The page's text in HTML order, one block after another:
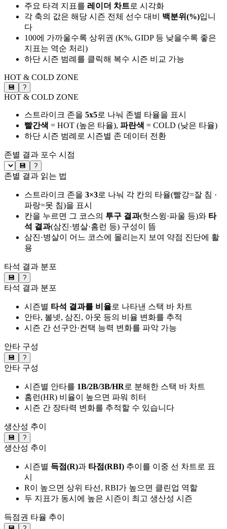
주요 타격 지표를 레이더 차트로 시각화
각 축의 값은 해당 시즌 전체 선수 대비 백분위(%)입니
다
100에 가까울수록 상위권 (K%, GIDP 등 낮을수록 좋은
지표는 역순 처리)
하단 시즌 범례를 클릭해 복수 시즌 비교 가능
HOT & COLD ZONE
💾 ?
HOT & COLD ZONE
스트라이크 존을 5x5로 나눠 존별 타율을 표시
빨간색 = HOT (높은 타율), 파란색 = COLD (낮은 타율)
하단 시즌 범례로 시즌별 존 데이터 전환
존별 결과 포수 시점
💾 ?
존별 결과 읽는 법
스트라이크 존을 3×3로 나눠 각 칸의 타율(빨강=잘 침 ·
파랑=못 침)을 표시
칸을 누르면 그 코스의 투구 결과(헛스윙·파울 등)와 타
석 결과(삼진·병살·홈런 등) 구성이 뜸
삼진·병살이 어느 코스에 몰리는지 보여 약점 진단에 활
용
타석 결과 분포
💾 ?
타석 결과 분포
시즌별 타석 결과를 비율로 나타낸 스택 바 차트
안타, 볼넷, 삼진, 아웃 등의 비율 변화를 추적
시즌 간 선구안·컨택 능력 변화를 파악 가능
안타 구성
💾 ?
안타 구성
시즌별 안타를 1B/2B/3B/HR로 분해한 스택 바 차트
홈런(HR) 비율이 높으면 파워 히터
시즌 간 장타력 변화를 추적할 수 있습니다
생산성 추이
💾 ?
생산성 추이
시즌별 득점(R)과 타점(RBI) 추이를 이중 선 차트로 표
시
R이 높으면 상위 타선, RBI가 높으면 클린업 역할
두 지표가 동시에 높은 시즌이 최고 생산성 시즌
득점권 타율 추이